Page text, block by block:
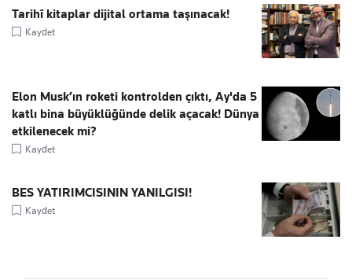
Tarihî kitaplar dijital ortama taşınacak!
Kaydet
Elon Musk’ın roketi kontrolden çıktı, Ay'da 5
katlı bina büyüklüğünde delik açacak! Dünya
etkilenecek mi?
Kaydet
BES YATIRIMCISININ YANILGISI!
Kaydet